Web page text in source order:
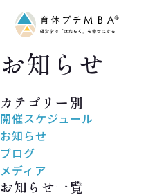
お知らせ
カテゴリー別
開催スケジュール
お知らせ
ブログ
メディア
お知らせ一覧